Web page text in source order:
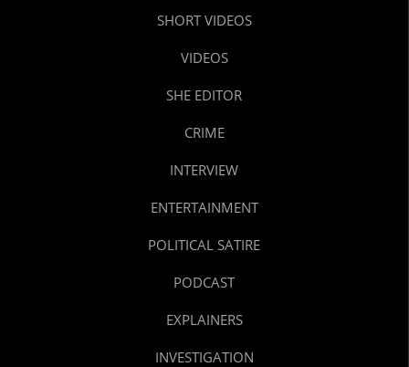
SHORT VIDEOS
VIDEOS
SHE EDITOR
CRIME
INTERVIEW
ENTERTAINMENT
POLITICAL SATIRE
PODCAST
EXPLAINERS
INVESTIGATION